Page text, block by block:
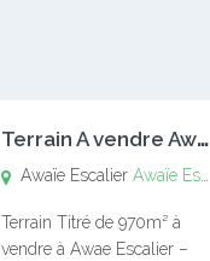
T
errain A vendre Awaïe Escalier
Awaïe EscalierAwaïe Escalier
Terrain Titré de 970m² à
vendre à Awae Escalier –